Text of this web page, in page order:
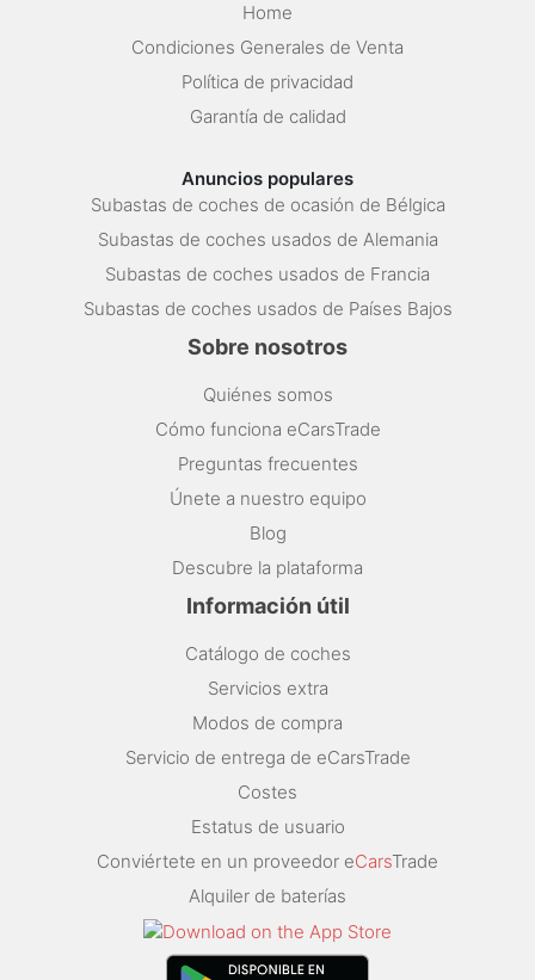
Home
Condiciones Generales de Venta
Política de privacidad
Garantía de calidad
Anuncios populares
Subastas de coches de ocasión de Bélgica
Subastas de coches usados de Alemania
Subastas de coches usados de Francia
Subastas de coches usados de Países Bajos
Sobre nosotros
Quiénes somos
Cómo funciona eCarsTrade
Preguntas frecuentes
Únete a nuestro equipo
Blog
Descubre la plataforma
Información útil
Catálogo de coches
Servicios extra
Modos de compra
Servicio de entrega de eCarsTrade
Costes
Estatus de usuario
Conviértete en un proveedor eCarsTrade
Alquiler de baterías